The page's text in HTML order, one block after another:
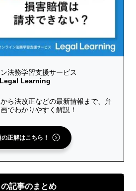
k
法務学習支援サービス
Legal Learning
ら法改正などの最新情報まで、弁
でわかりやすく解説！
の正解はこちら！
の記事のまとめ